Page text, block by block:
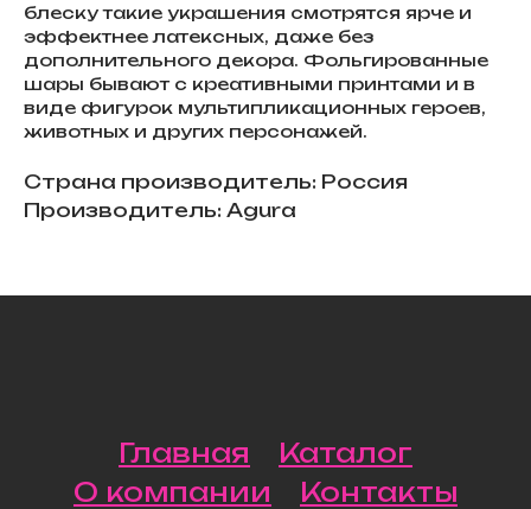
блеску такие украшения смотрятся ярче и
эффектнее латексных, даже без
дополнительного декора. Фольгированные
шары бывают с креативными принтами и в
виде фигурок мультипликационных героев,
животных и других персонажей.
Страна производитель: Россия
Производитель: Agura
Главная
Каталог
О компании
Контакты